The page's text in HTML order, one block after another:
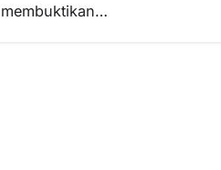
membuktikan…